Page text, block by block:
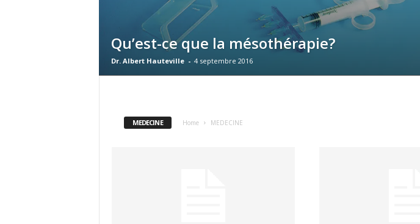
Qu’est-ce que la mésothérapie?
Dr. Albert Hauteville - 4 septembre 2016
MEDECINE Home MEDECINE